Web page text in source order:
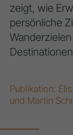
zeigt, wie
persönliche
Publikation:
und Martin